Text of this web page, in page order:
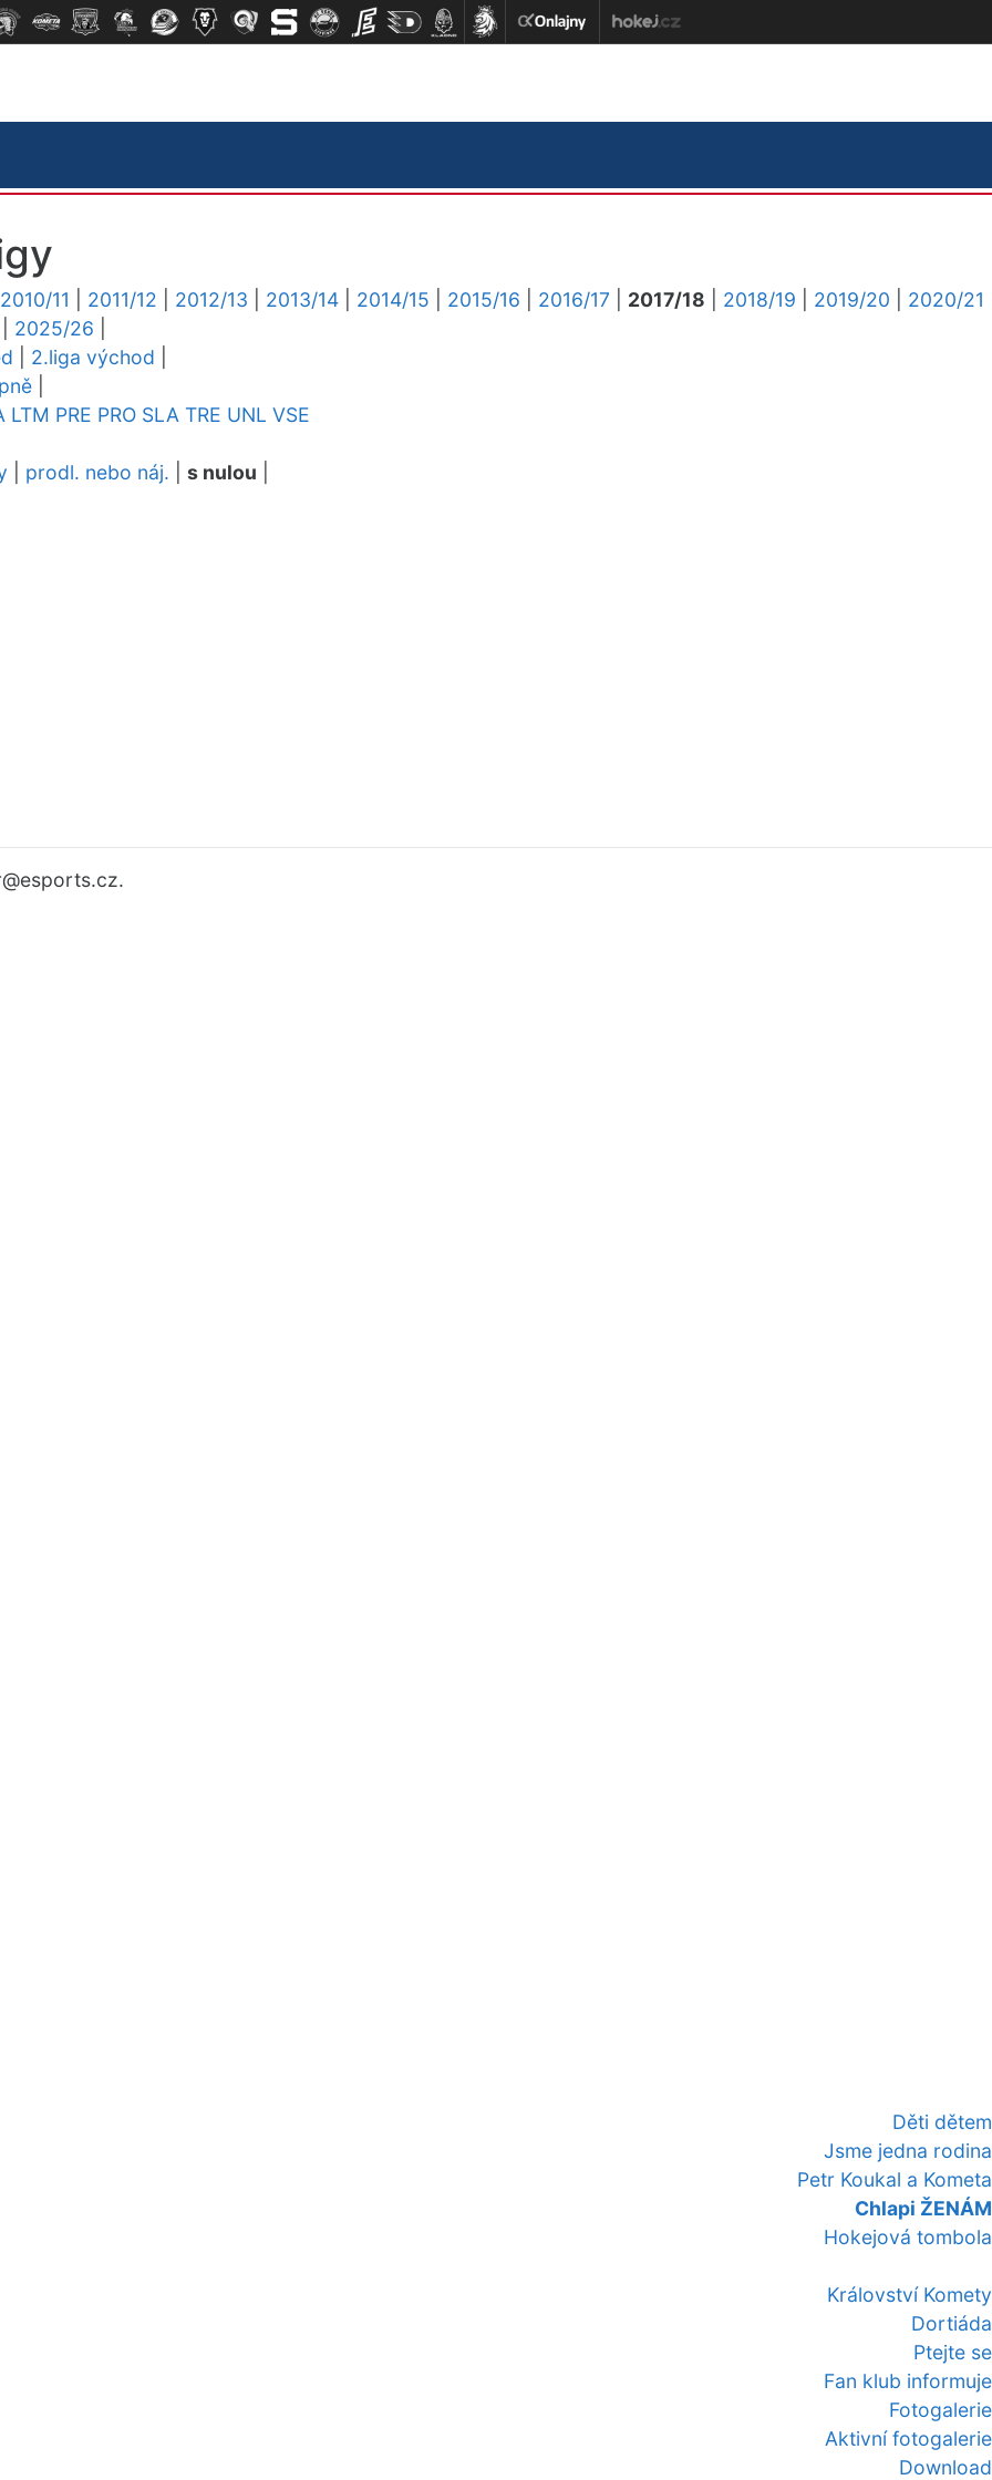
Děti dětem
Jsme jedna rodina
Petr Koukal a Kometa
Chlapi ŽENÁM
Hokejová tombola
Království Komety
Dortiáda
Ptejte se
Fan klub informuje
Fotogalerie
Aktivní fotogalerie
Download
2010/11 2011/12 2012/13 2013/14 2014/15 2015/16 2016/17 2017/18 2018/19 2019/20
2020/21
2025/26
2.liga východ
LTM PRE PRO SLA TRE UNL VSE
prodl. nebo náj. s nulou
@esports.cz.